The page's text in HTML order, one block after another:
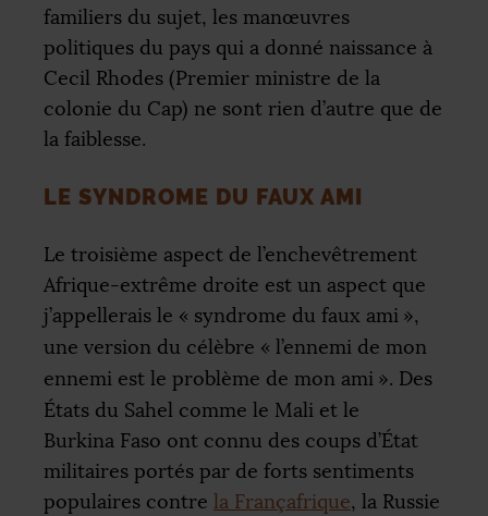
familiers du sujet, les manœuvres
politiques du pays qui a donné naissance à
Cecil Rhodes (Premier ministre de la
colonie du Cap) ne sont rien d’autre que de
la faiblesse.
LE SYNDROME DU FAUX AMI
Le troisième aspect de l’enchevêtrement
Afrique-extrême droite est un aspect que
j’appellerais le « syndrome du faux ami »,
une version du célèbre « l’ennemi de mon
ennemi est le problème de mon ami ». Des
États du Sahel comme le Mali et le
Burkina Faso ont connu des coups d’État
militaires portés par de forts sentiments
populaires contre la Françafrique, la Russie